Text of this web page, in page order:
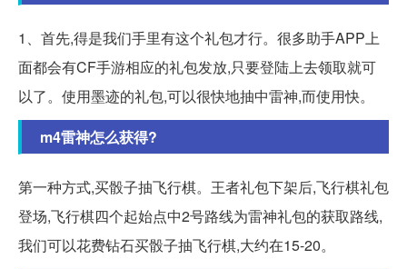
1、首先,得是我们手里有这个礼包才行。很多助手APP上
面都会有CF手游相应的礼包发放,只要登陆上去领取就可
以了。使用墨迹的礼包,可以很快地抽中雷神,而使用快。
m4雷神怎么获得?
第一种方式,买骰子抽飞行棋。王者礼包下架后,飞行棋礼包
登场,飞行棋四个起始点中2号路线为雷神礼包的获取路线,
我们可以花费钻石买骰子抽飞行棋,大约在15-20。